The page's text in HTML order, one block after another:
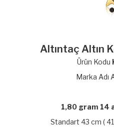
Altıntaç Altın
Ürün Kodu
Marka Adı
1,80 gram 14
Standart 43 cm (